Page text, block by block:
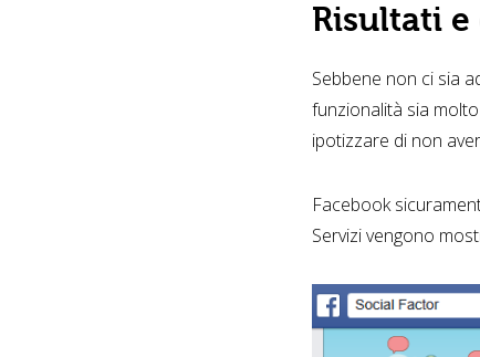
Risultati
Sebbene non ci sia
funzionalità sia
ipotizzare di non
Facebook
Servizi vengono